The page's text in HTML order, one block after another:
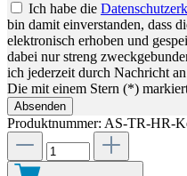
Ich habe die
bin damit einverstanden, dass
elektronisch erhoben und
dabei nur streng
ich jederzeit durch Nachricht
Die mit einem Stern (*)
Absenden
Produktnummer: AS-TR-HR-